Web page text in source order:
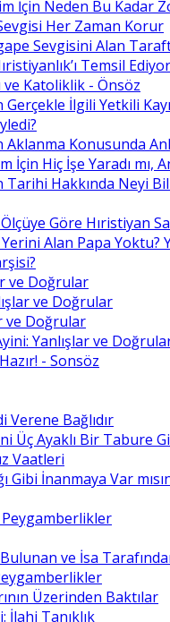
İçin Neden Bu Kadar
Her Zaman Korur
Sevgisini Alan
Temsil
ve Katoliklik - Önsöz
Gerçekle İlgili Yetkili
Aklanma Konusunda
İçin Hiç İşe Yaradı mı,
Tarihi Hakkında Neyi
Göre Hıristiyan
Alan Papa Yoktu?
ve Doğrular
ve Doğrular
ve Doğrular
Yanlışlar ve
- Sonsöz
Verene Bağlıdır
Üç Ayaklı Bir Tabure
Vaatleri
Gibi İnanmaya Var
Peygamberlikler
ve İsa
Üzerinden Baktılar
İlahi Tanıklık